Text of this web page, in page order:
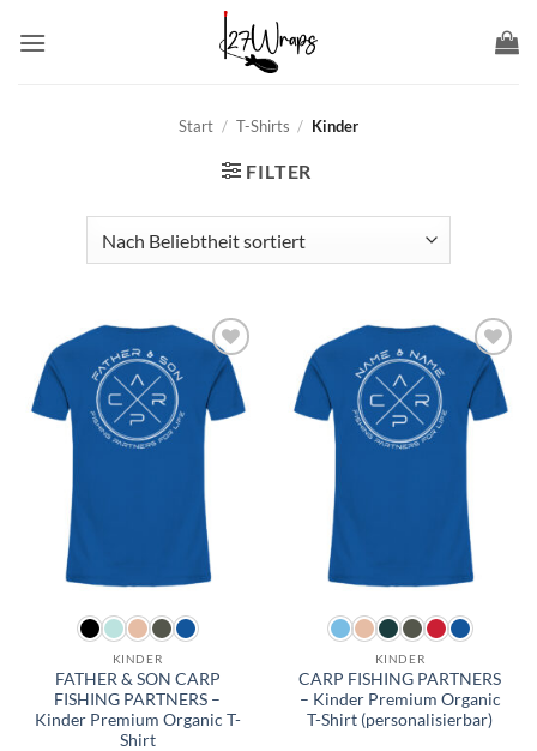
Inhalt
Start / T-Shirts / Kinder
FILTER
Add to
wishlist
KINDER
FATHER & SON CARP
FISHING PARTNERS –
Kinder Premium Organic T-
Shirt
Add to
wishlist
KINDER
CARP FISHING PARTNERS
– Kinder Premium Organic
T-Shirt (personalisierbar)